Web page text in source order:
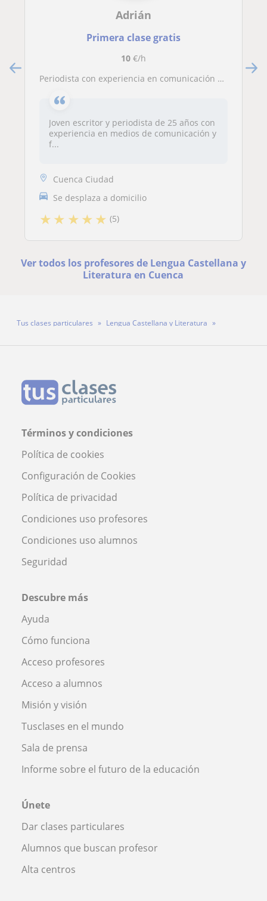
Adrián
Primera clase gratis
10€/h
Periodista con experiencia en comunicación y redacción se ofrece para impartir clases de Lengua, Comunicación y/o redacción
Joven escritor y periodista de 25 años con
experiencia en medios de comunicación y
f...
Cuenca Ciudad
Se desplaza a domicilio
★★ ★★★ (5)
Ver todos los profesores de Lengua Castellana y
Literatura en Cuenca
Tus clases particulares
Lengua Castellana y Literatura
Términos y condiciones
Política de cookies
Configuración de Cookies
Política de privacidad
Condiciones uso profesores
Condiciones uso alumnos
Seguridad
Descubre más
Ayuda
Cómo funciona
Acceso profesores
Acceso a alumnos
Misión y visión
Tusclases en el mundo
Sala de prensa
Informe sobre el futuro de la educación
Únete
Dar clases particulares
Alumnos que buscan profesor
Alta centros